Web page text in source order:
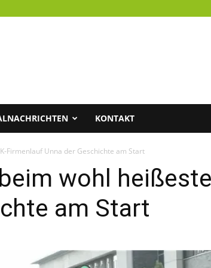
KONTAKT
Firmenlauf Unna der Geschichte am Start
wohl
am Start